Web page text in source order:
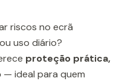
riscos no ecrã
uso diário?
proteção prática,
— ideal para quem